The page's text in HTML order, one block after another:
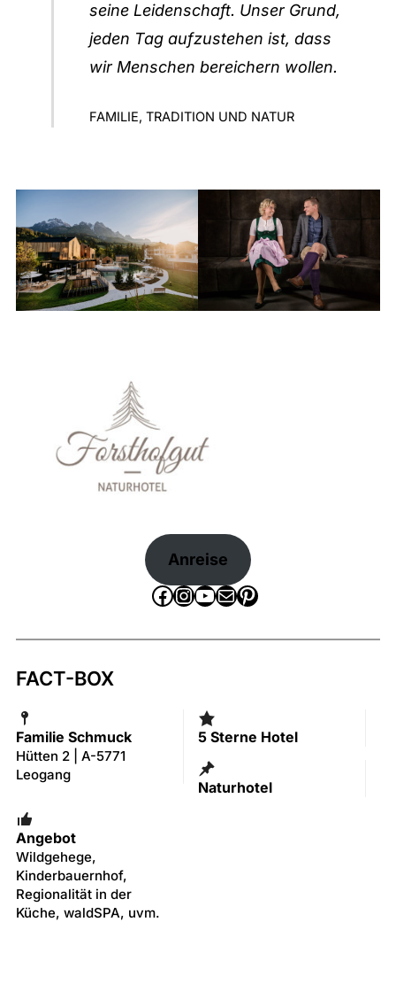
seine Leidenschaft. Unser Grund,
jeden Tag aufzustehen ist, dass
wir Menschen bereichern wollen.
FAMILIE, TRADITION UND NATUR
Anreise
Facebook InstagramYouTube E-Mail Pinterest
FACT-BOX
Familie Schmuck
Hütten 2 | A-5771
Leogang
5 Sterne Hotel
Naturhotel
Angebot
Wildgehege,
Kinderbauernhof,
Regionalität in der
Küche, waldSPA, uvm.